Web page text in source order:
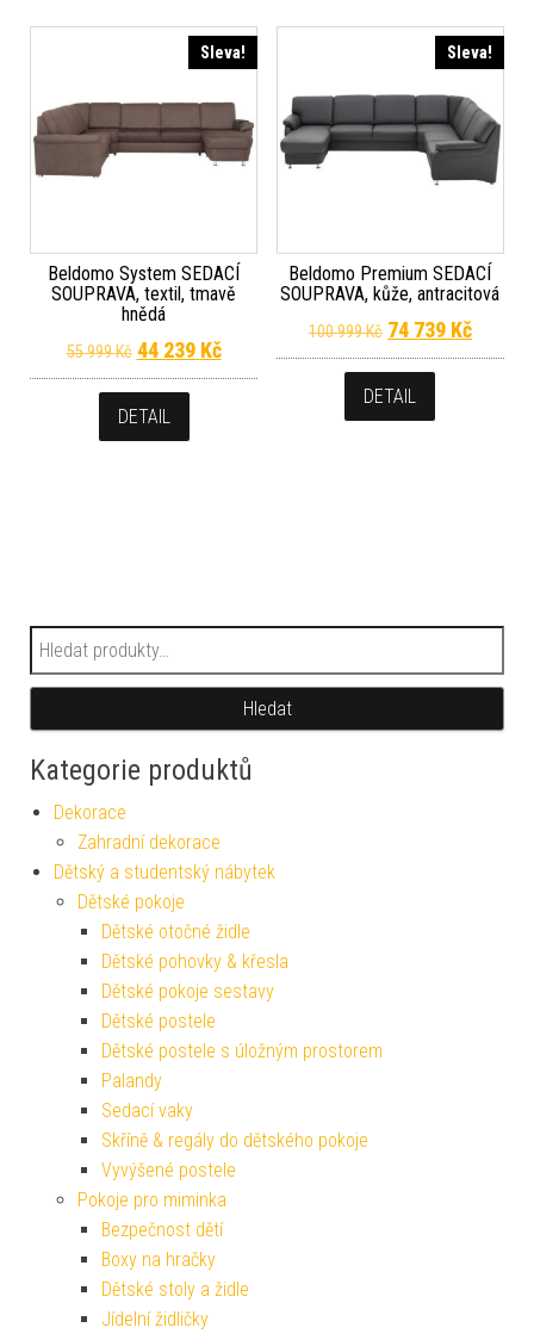
Sleva!
Beldomo System SEDACÍ
SOUPRAVA, textil, tmavě
hnědá
55 999Kč Původní cena byla: 55 999 Kč.
44 239 KčAktuální cena je: 44 239 Kč.
DETAIL
Sleva!
Beldomo Premium SEDACÍ
SOUPRAVA, kůže, antracitová
100 999Kč Původní cena
74 739 Kč
DETAIL
Hledat:
Hledat
Kategorie produktů
Dekorace
Zahradní dekorace
Dětský a studentský nábytek
Dětské pokoje
Dětské otočné židle
Dětské pohovky & křesla
Dětské pokoje sestavy
Dětské postele
Dětské postele s úložným prostorem
Palandy
Sedací vaky
Skříně & regály do dětského pokoje
Vyvýšené postele
Pokoje pro miminka
Bezpečnost dětí
Boxy na hračky
Dětské stoly a židle
Jídelní židličky